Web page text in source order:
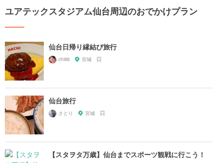
ユアテックスタジアム仙台周辺のおでかけプラン
仙台日帰り縁結び旅行
chiiiiii 宮城
仙台旅行
さとり 宮城
【スタヲタ万歳】仙台までスポーツ観戦に行こう！